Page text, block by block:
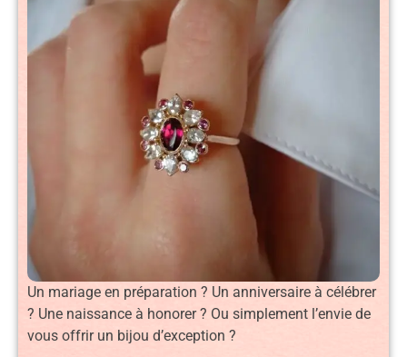
Un mariage en préparation ? Un anniversaire à célébrer
? Une naissance à honorer ? Ou simplement l’envie de
vous offrir un bijou d’exception ?